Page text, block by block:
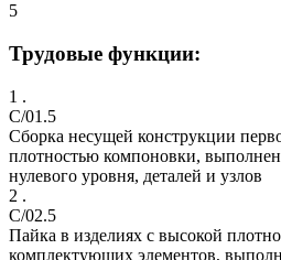
5
Трудовые функции:
1 .
C/01.5
Сборка несущей конструкции
плотностью компоновки,
нулевого уровня, деталей и узлов
2 .
C/02.5
Пайка в изделиях с высокой
комплектующих элементов,